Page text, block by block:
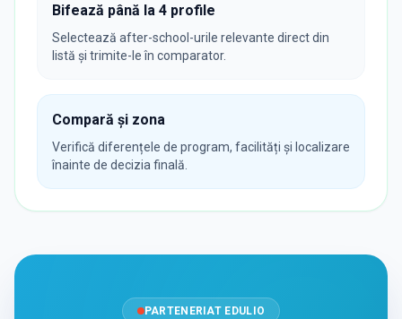
Bifează până la 4 profile
Selectează after-school-urile relevante direct din
listă și trimite-le în comparator.
Compară și zona
Verifică diferențele de program, facilități și localizare
înainte de decizia finală.
PARTENERIAT EDULIO